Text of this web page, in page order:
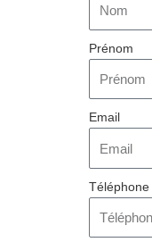
Prénom
Email
Téléphone